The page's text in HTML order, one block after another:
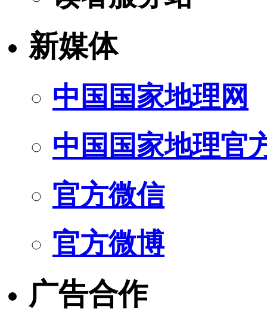
新媒体
中国国家地理网
中国国家地理官
官方微信
官方微博
广告合作